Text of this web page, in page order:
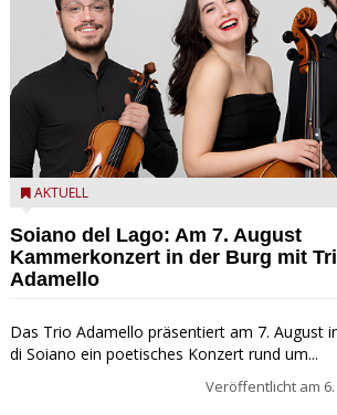
Trio Adamello
AKTUELL
Soiano del Lago: Am 7. August
Kammerkonzert in der Burg mit
Adamello
Das Trio Adamello präsentiert am 7. August
di Soiano ein poetisches Konzert rund um...
Veröffentlicht am